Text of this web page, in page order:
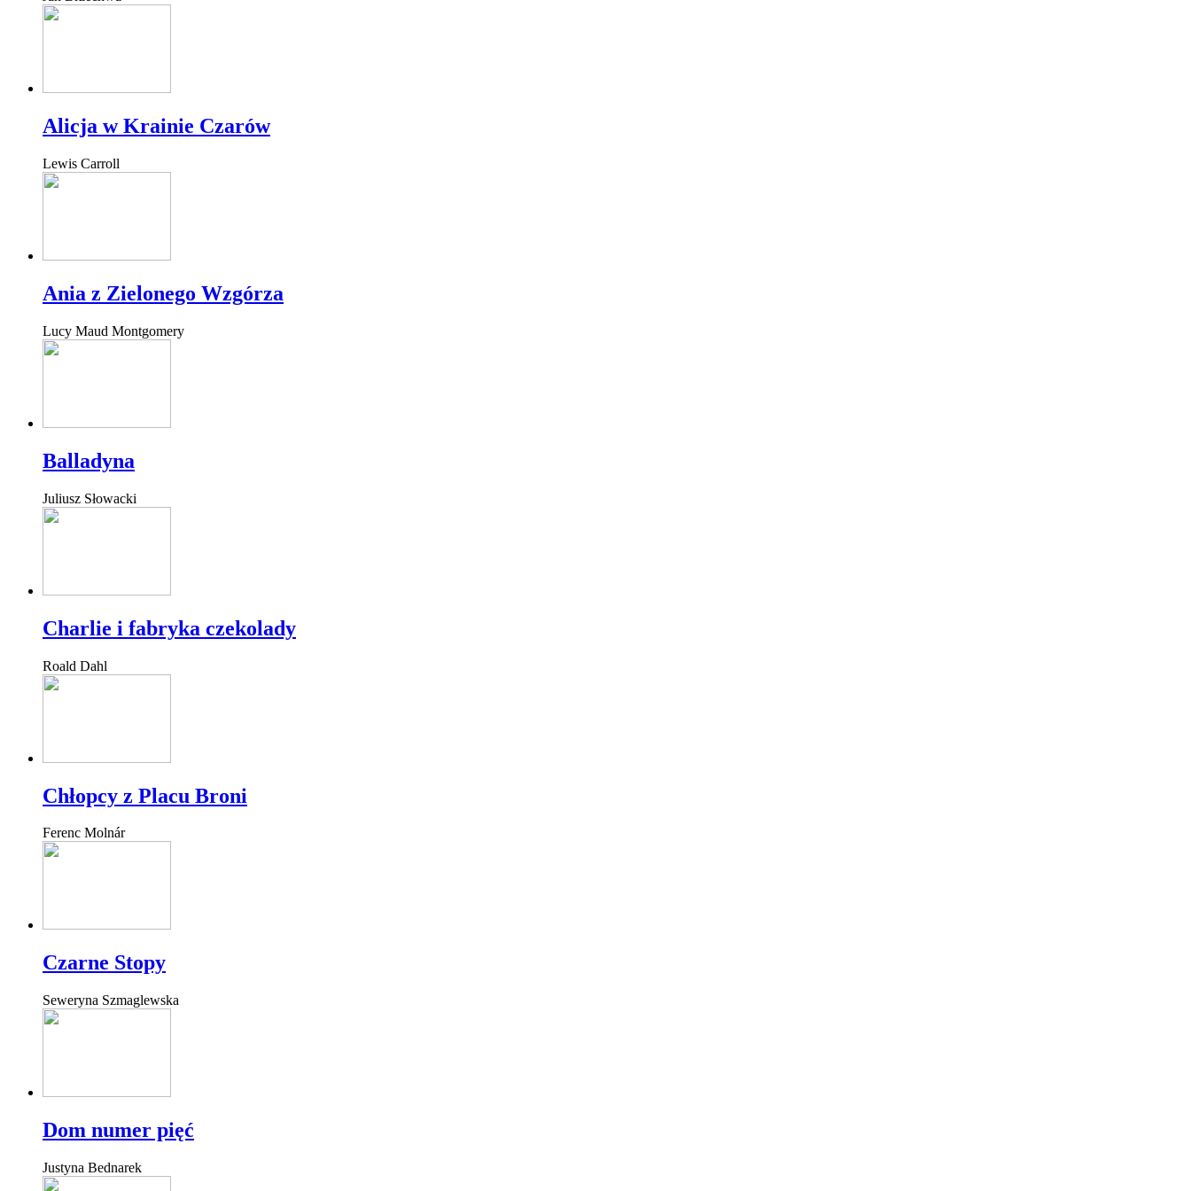
Alicja w Krainie Czarów
Lewis Carroll
Ania z Zielonego Wzgórza
Lucy Maud Montgomery
Balladyna
Juliusz Słowacki
Charlie i fabryka czekolady
Roald Dahl
Chłopcy z Placu Broni
Ferenc Molnár
Czarne Stopy
Seweryna Szmaglewska
Dom numer pięć
Justyna Bednarek